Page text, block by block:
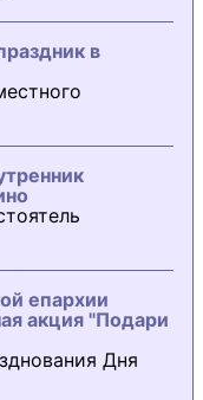
в
епархии
акция "Подари
Дня